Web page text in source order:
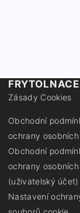
Zásady Cookies
Obchodní
ochrany
Obchodní
ochrany
(uživatelský účet)
Nastavení